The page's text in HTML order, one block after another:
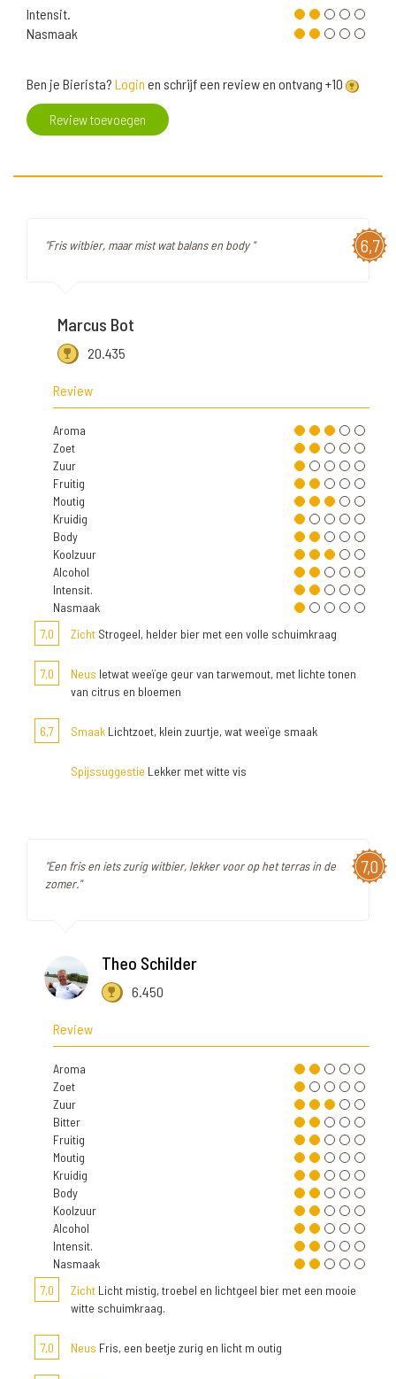
Intensit.
Nasmaak
Ben je Bierista? Login en schrijf een review en ontvang +10
Review toevoegen
6,7
"Fris witbier, maar mist wat balans en body "
Marcus Bot
20.435
Review
Aroma
Zoet
Zuur
Fruitig
Moutig
Kruidig
Body
Koolzuur
Alcohol
Intensit.
Nasmaak
7,0
Zicht Strogeel, helder bier met een volle schuimkraag
7,0 Neus Ietwat weeïge geur van tarwemout, met lichte tonen
van citrus en bloemen
6,7 Smaak Lichtzoet, klein zuurtje, wat weeïge smaak
Spijssuggestie Lekker met witte vis
7,0
"Een fris en iets zurig witbier, lekker voor op het terras in de
zomer."
Theo Schilder
6.450
Review
Aroma
Zoet
Zuur
Bitter
Fruitig
Moutig
Kruidig
Body
Koolzuur
Alcohol
Intensit.
Nasmaak
7,0
Zicht Licht mistig, troebel en lichtgeel bier met een mooie
witte schuimkraag.
7,0 Neus Fris, een beetje zurig en licht m outig